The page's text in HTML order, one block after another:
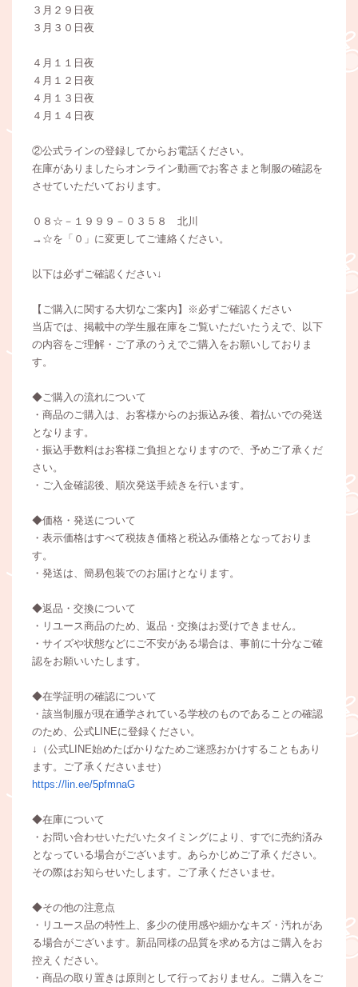
３月２９日夜
３月３０日夜
４月１１日夜
４月１２日夜
４月１３日夜
４月１４日夜
②公式ラインの登録してからお電話ください。
在庫がありましたらオンライン動画でお客さまと制服の確認を
させていただいております。
０８☆－１９９９－０３５８ 北川
→☆を「０」に変更してご連絡ください。
以下は必ずご確認ください↓
【ご購入に関する大切なご案内】※必ずご確認ください
当店では、掲載中の学生服在庫をご覧いただいたうえで、以下
の内容をご理解・ご了承のうえでご購入をお願いしておりま
す。
◆ご購入の流れについて
・商品のご購入は、お客様からのお振込み後、着払いでの発送
となります。
・振込手数料はお客様ご負担となりますので、予めご了承くだ
さい。
・ご入金確認後、順次発送手続きを行います。
◆価格・発送について
・表示価格はすべて税抜き価格と税込み価格となっておりま
す。
・発送は、簡易包装でのお届けとなります。
◆返品・交換について
・リユース商品のため、返品・交換はお受けできません。
・サイズや状態などにご不安がある場合は、事前に十分なご確
認をお願いいたします。
◆在学証明の確認について
・該当制服が現在通学されている学校のものであることの確認
のため、公式LINEに登録ください。
↓（公式LINE始めたばかりなためご迷惑おかけすることもあり
ます。ご了承くださいませ）
https://lin.ee/5pfmnaG
◆在庫について
・お問い合わせいただいたタイミングにより、すでに売約済み
となっている場合がございます。あらかじめご了承ください。
その際はお知らせいたします。ご了承くださいませ。
◆その他の注意点
・リユース品の特性上、多少の使用感や細かなキズ・汚れがあ
る場合がございます。新品同様の品質を求める方はご購入をお
控えください。
・商品の取り置きは原則として行っておりません。ご購入をご